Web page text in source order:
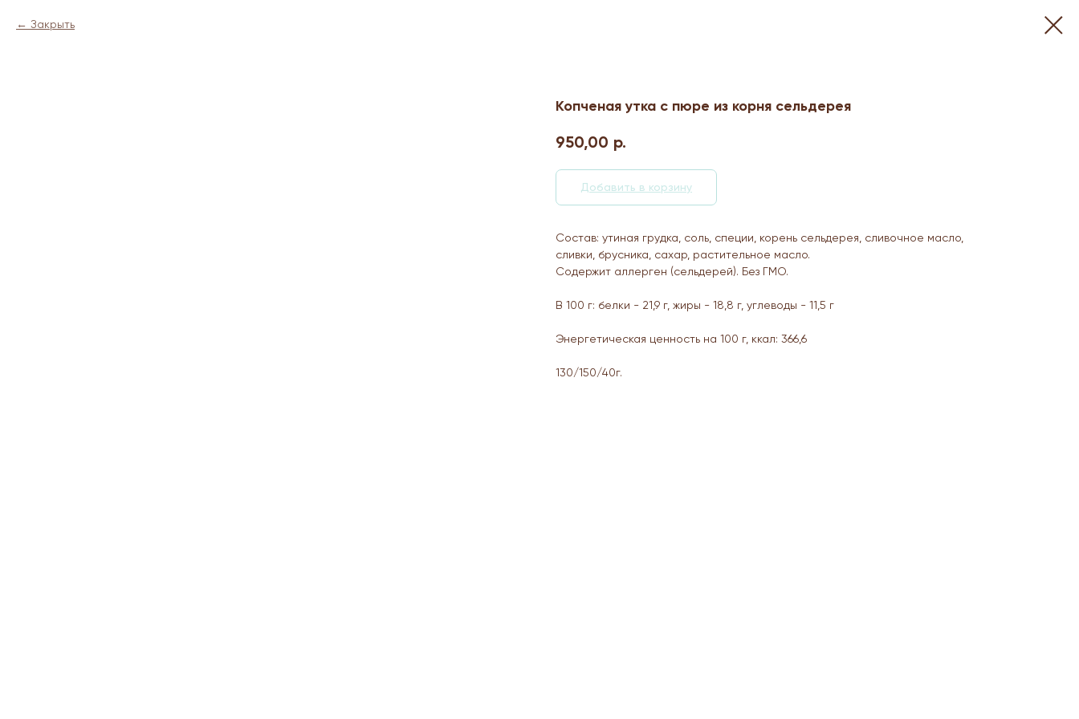
Закрыть
Копченая утка с пюре из корня сельдерея
950,00 р.
Добавить в корзину
Состав: утиная грудка, соль, специи, корень сельдерея, сливочное масло,
сливки, брусника, сахар, растительное масло.
Содержит аллерген (сельдерей). Без ГМО.
В 100 г: белки - 21,9 г, жиры - 18,8 г, углеводы - 11,5 г
Энергетическая ценность на 100 г, ккал: 366,6
130/150/40г.